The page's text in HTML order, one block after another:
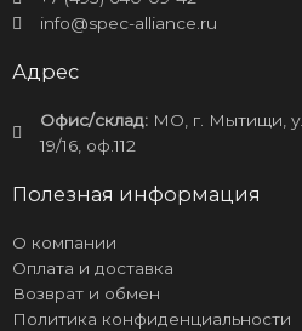
info@spec-alliance.ru
Адрес
Офис/склад:МО, г. Мытищи,
19/16, оф.112
Полезная информация
О компании
Оплата и доставка
Возврат и обмен
Политика конфиденциальности